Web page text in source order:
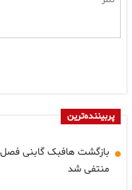
پربیننده‌ترین
بازگشت هافبک گابنی فصل
منتفی شد